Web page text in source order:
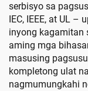
serbisyo sa
IEC, IEEE, at UL
inyong kagamitan
aming mga
masusing
kompletong ulat
nagmumungkahi